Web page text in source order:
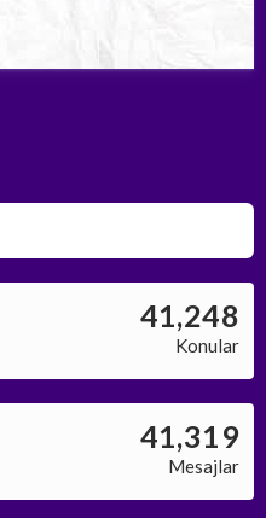
41,248
Konular
41,319
Mesajlar